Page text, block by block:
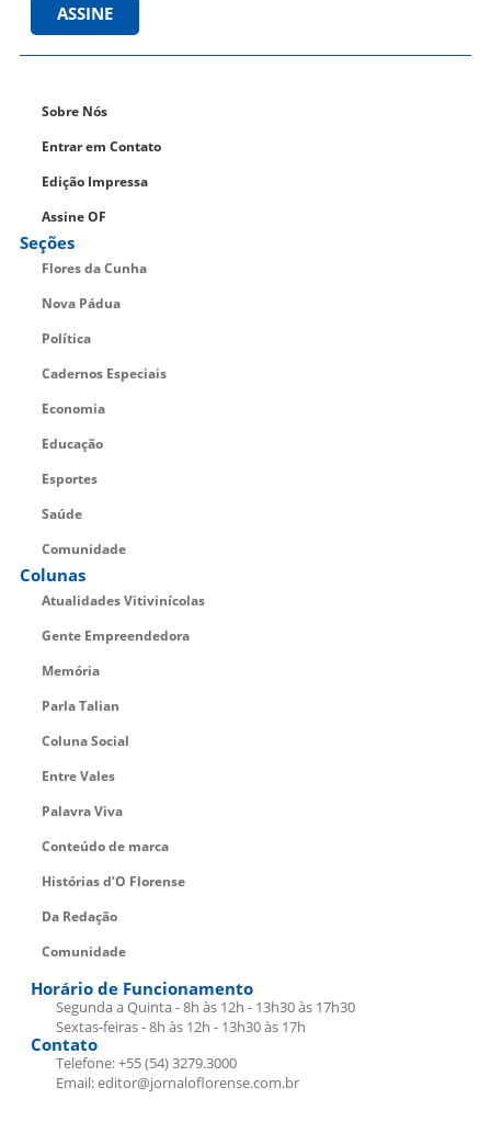
ASSINE
Sobre Nós
Entrar em Contato
Edição Impressa
Assine OF
Seções
Flores da Cunha
Nova Pádua
Política
Cadernos Especiais
Economia
Educação
Esportes
Saúde
Comunidade
Colunas
Atualidades Vitivinícolas
Gente Empreendedora
Memória
Parla Talian
Coluna Social
Entre Vales
Palavra Viva
Conteúdo de marca
Histórias d’O Florense
Da Redação
Comunidade
Horário de Funcionamento
Segunda a Quinta - 8h às 12h - 13h30 às 17h30
Sextas-feiras - 8h às 12h - 13h30 às 17h
Contato
Telefone: +55 (54) 3279.3000
Email: editor@jornaloflorense.com.br